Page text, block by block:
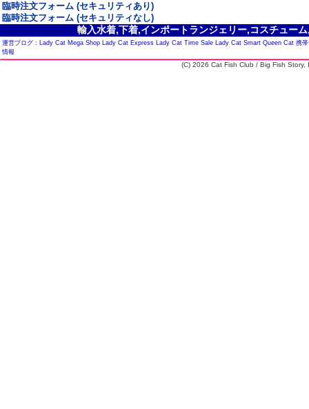
臨時注文フォーム (セキュリティあり)
臨時注文フォーム (セキュリティなし)
輸入水着,下着,インポートランジェリー,コスチュー
運営ブログ : Lady Cat Mega Shop Lady Cat Express Lady Cat Time Sale Lady Cat Smart Queen Cat 携
情報
(C) 2026 Cat Fish Club / Big Fish Story,